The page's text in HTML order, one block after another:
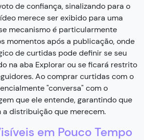
de confiança, sinalizando para o
merece ser exibido para uma
mecanismo é particularmente
momentos após a publicação, onde
de curtidas pode definir se seu
na aba Explorar ou se ficará restrito
Ao comprar curtidas com o
"conversa" com o
que ele entende, garantindo que
a distribuição que merecem.
em Pouco Tempo